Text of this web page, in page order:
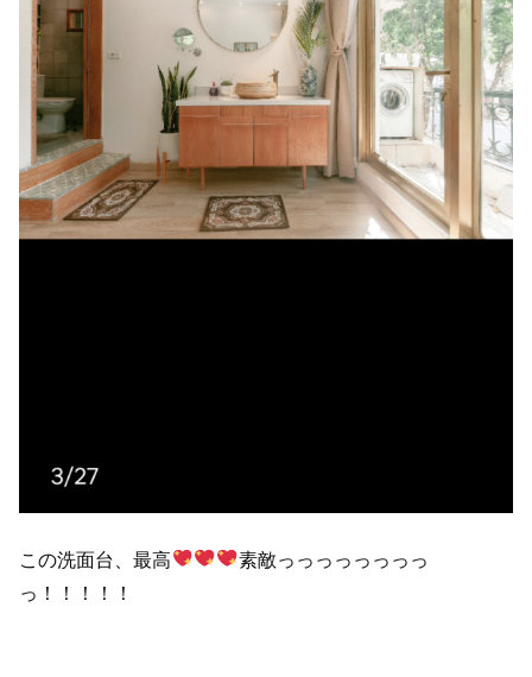
この洗面台、最高
素敵っっっっっっっっ
っ！！！！！